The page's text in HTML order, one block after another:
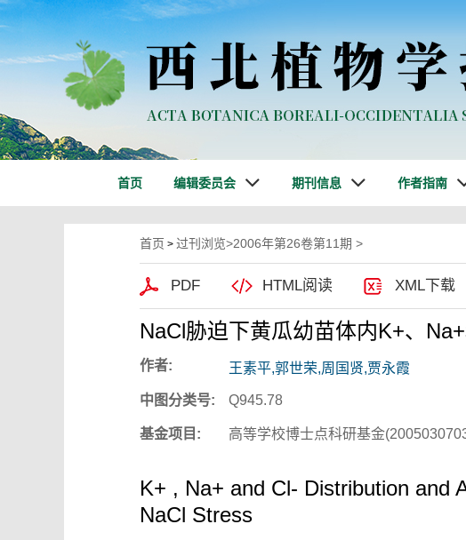
首页 编辑委员会 期刊信息 作者指南
首页 > 过刊浏览>2006年第26卷第11期 >
PDF HTML阅读 XML下载
NaCl胁迫下黄瓜幼苗体内K+、
作者: 王素平,郭世荣,周国贤,贾永霞
中图分类号: Q945.78
基金项目: 高等学校博士点科研基金
K+ , Na+ and Cl- Distribution and
NaCl Stress